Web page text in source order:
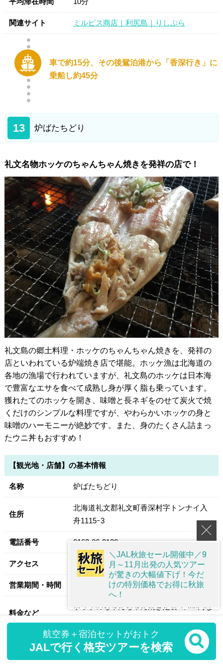
航空券＋宿泊セットがおトク
JALで行く格安ツアーを検索
関連サイト ミルピス商店｜利尻島｜りしぷら
車で約15分、その後鴛泊港から「香深行き」に
乗船し約45分
13 炉ばたちどり
礼文名物ホッケのちゃんちゃん焼きを発祥の店で！
礼文島の郷土料理・ホッケのちゃんちゃん焼きを、発祥の
店といわれている炉端焼き店で堪能。ホッケ漁は北海道の
各地の漁場で行われていますが、礼文島のホッケは日本海
で豊富なエサを食べて成熟し身が厚く脂も乗っています。
獲れたてのホッケを開き、味噌と長ネギをのせて炭火で焼
くだけのシンプルな料理ですが、やわらかいホッケの身と
味噌のハーモニーが絶妙です。また、身のたくさん詰まっ
たウニ丼もおすすめ！
【観光地・店舗】の基本情報
名称 炉ばたちどり
住所
北海道礼文郡礼文町香深村字トンナイ入
舟1115ｰ3
電話番号 0163-86-2130
アクセス 徒歩/香深港から約5分
営業期間・時間 11:00～20:00、不定休
料金など
ホッケのちゃんちゃん焼き定食 1,400円な
45分
＼JAL秋旅セール開催中／9
月～11月出発の人気ツアー
が驚きの大幅値下げ！今だ
けの特別価格でお得に秋旅
へ！